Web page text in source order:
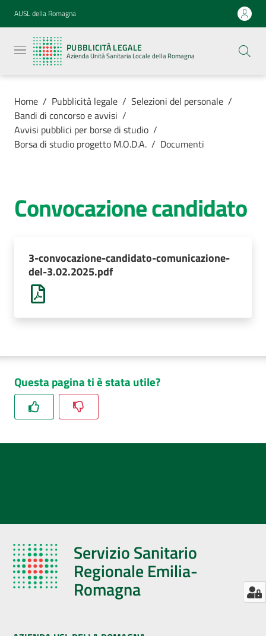
Vai al contenuto
Vai alla navigazione
Vai al footer
AUSL della Romagna
PUBBLICITÀ LEGALE
Azienda Unità Sanitaria Locale della Romagna
legale
Azienda
Unità
Locale della
Servizi
AUSL
Comunica
Home / Pubblicità legale / Selezioni del personale /
Bandi di concorso e avvisi /
Avvisi pubblici per borse di studio /
Borsa di studio progetto M.O.D.A. / Documenti
Convocazione candidato
3-convocazione-candidato-comunicazione-
del-3.02.2025.pdf
Questa pagina ti è stata utile?
Servizio Sanitario
Regionale Emilia-
Romagna